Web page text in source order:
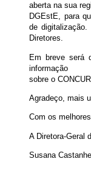
aberta na sua
DGEstE, para
de
Diretores.
Em breve será
informação
sobre o
Agradeço, mais
Com os
A Diretora-Geral
Susana